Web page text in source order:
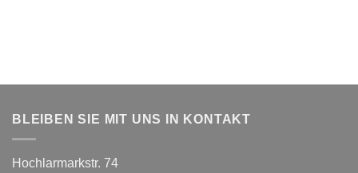
BLEIBEN SIE MIT UNS IN KONTAKT
Hochlarmarkstr. 74